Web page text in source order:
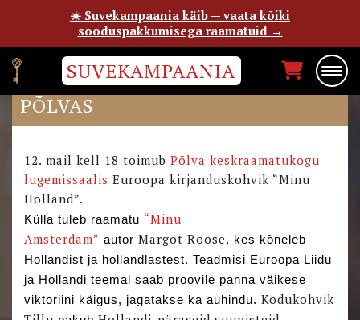
SUVEKAMPAANIA
“MINU AMSTERDAMI” AUTOR
PÕLVAS
12. mail kell 18 toimub Põlva keskraamatukogu
lugemissaalis Euroopa kirjanduskohvik “Minu
Holland”.
Külla tuleb raamatu “Minu
Amsterdam” autor Margot Roose, kes kõneleb
Hollandist ja hollandlastest. Teadmisi Euroopa Liidu
ja Hollandi teemal saab proovile panna väikese
viktoriini käigus, jagatakse ka auhindu. Kodukohvik
☀️ Suvekampaania käib — vaata kõiki
sooduspakkumisega raamatuid →